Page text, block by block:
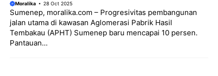
Moralika 28 Oct 2025
Sumenep, moralika.com – Progresivitas pembangunan
jalan utama di kawasan Aglomerasi Pabrik Hasil
Tembakau (APHT) Sumenep baru mencapai 10 persen.
Pantauan...